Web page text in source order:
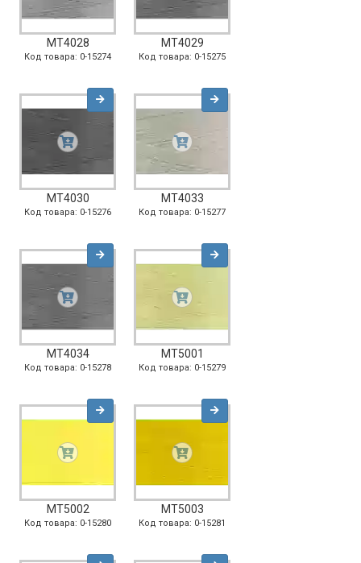
MT4028
Код товара: 0-15274
MT4029
Код товара: 0-15275
MT4030
Код товара: 0-15276
MT4033
Код товара: 0-15277
MT4034
Код товара: 0-15278
MT5001
Код товара: 0-15279
MT5002
Код товара: 0-15280
MT5003
Код товара: 0-15281